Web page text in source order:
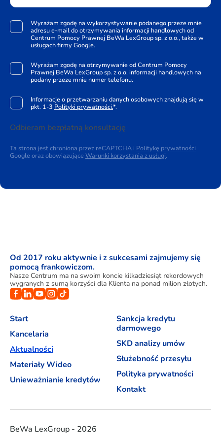
Wyrażam zgodę na wykorzystywanie podanego przeze mnie
adresu e-mail do otrzymywania informacji handlowych od
Centrum Pomocy Prawnej BeWa LexGroup sp. z o.o., także w
usługach firmy Google.
Wyrażam zgodę na otrzymywanie od Centrum Pomocy
Prawnej BeWa LexGroup sp. z o.o. informacji handlowych na
podany przeze mnie numer telefonu.
Informacje o przetwarzaniu danych osobowych znajdują się w
pkt. 1-3 Polityki prywatności.*.
Odbieram bezpłatną konsultację
Ta strona jest chroniona przez reCAPTCHA i Politykę prywatności
Google oraz obowiązujące Warunki korzystania z usługi.
Od 2017 roku aktywnie i z sukcesami zajmujemy się
pomocą frankowiczom.
Nasze Centrum ma na swoim koncie kilkadziesiąt rekordowych
wygranych z sumą korzyści dla Klienta na ponad milion złotych.
Start
Kancelaria
Aktualności
Materiały Wideo
Unieważnianie kredytów
Sankcja kredytu
darmowego
SKD analizy umów
Służebność przesyłu
Polityka prywatności
Kontakt
BeWa LexGroup - 2026